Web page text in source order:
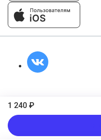
1 240 ₽